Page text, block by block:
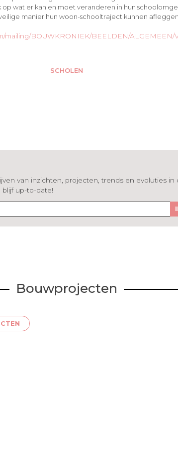
wat er kan en moet veranderen in hun
manier hun woon-schooltraject kunnen
mailing/BOUWKRONIEK/BEELDEN/
SCHOLEN
van inzichten, projecten, trends en evoluties in
up-to-date!
Bouwprojecten